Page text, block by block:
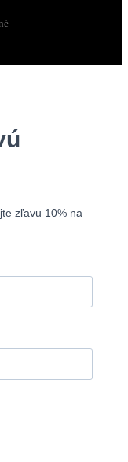
zľavu 10% na